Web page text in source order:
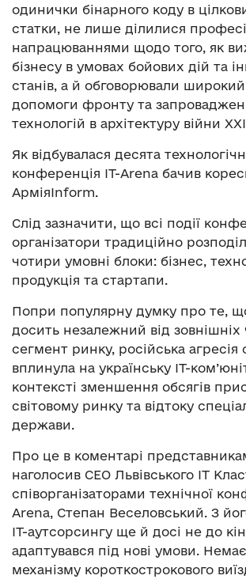
одинички бінарного коду в
статки, не лише ділилися
напрацюваннями щодо того, як
бізнесу в умовах бойових дій та
станів, а й обговорювали
допомоги фронту та
технологій в архітектуру війни
Як відбувалася десята
конференція IT-Arena бачив
АрміяInform.
Слід зазначити, що всі події
організатори традиційно
чотири умовні блоки: бізнес,
продукція та стартапи.
Попри популярну думку про те,
досить незалежний від зовнішніх
сегмент ринку, російська агресія
вплинула на українську IT-
контексті зменшення обсягів
світовому ринку та відтоку
держави.
Про це в коментарі
наголосив CEO Львівського IT
співорганізаторами технічної
Arena, Степан Веселовський. З
ІТ-аутсорсингу ще й досі не до
адаптувався під нові умови.
механізму короткострокового